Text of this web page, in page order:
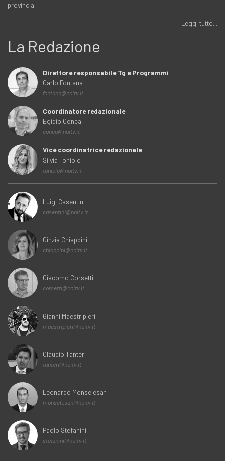
provincia…
Leggi tutto...
La Redazione
Direttore responsabile Tg e Programmi
Carlo Fontana
fontana@noitv.it
Coordinatore redazionale
Egidio Conca
conca@noitv.it
Vice coordinatrice redazionale
Silvia Toniolo
toniolo@noitv.it
Luigi Casentini
casentini@noitv.it
Cinzia Chiappini
chiappini@noitv.it
Giacomo Corsetti
corsetti@noitv.it
Gianni Maestripieri
maestripieri@noitv.it
Claudio Tanteri
tanteri@noitv.it
Leonardo Monselesan
monselesan@noitv.it
Paolo Stefanini
stefanini@noitv.it